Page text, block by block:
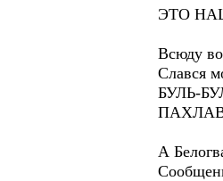
ЭТО
Всюду
Слався
БУЛЬ-
А